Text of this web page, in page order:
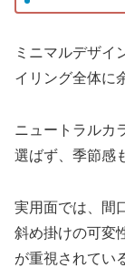
ミニマルデザイ
イリング全体に
ニュートラルカ
選ばず、季節感
実用面では、間
斜め掛けの可変
が重視されてい